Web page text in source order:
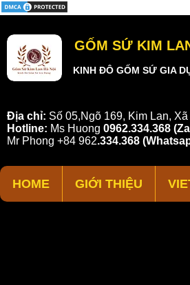
Địa chỉ: Số 05,Ngõ 169, Kim Lan,
Hotline: Ms Huong 0962.334.368
Mr Phong +84 962.334.368
KINH ĐÔ GỐM SỨ GIA
GỐM SỨ KIM
HOME GIỚI THIỆU